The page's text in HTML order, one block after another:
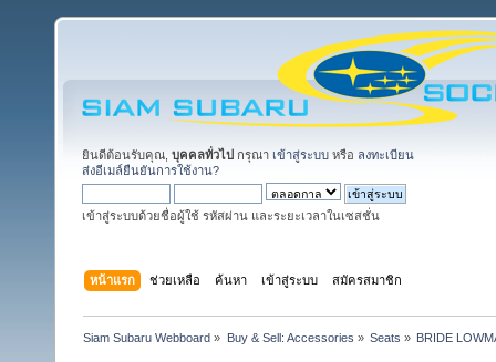
ยินดีต้อนรับคุณ, บุคคลทั่วไป กรุณา เข้าสู่ระบบ หรือ ลงทะเบียน
ส่งอีเมล์ยืนยันการใช้งาน?
เข้าสู่ระบบด้วยชื่อผู้ใช้ รหัสผ่าน และระยะเวลาในเซสชั่น
หน้าแรก ช่วยเหลือ ค้นหา เข้าสู่ระบบ สมัครสมาชิก
Siam Subaru Webboard » Buy & Sell: Accessories » Seats » BRIDE